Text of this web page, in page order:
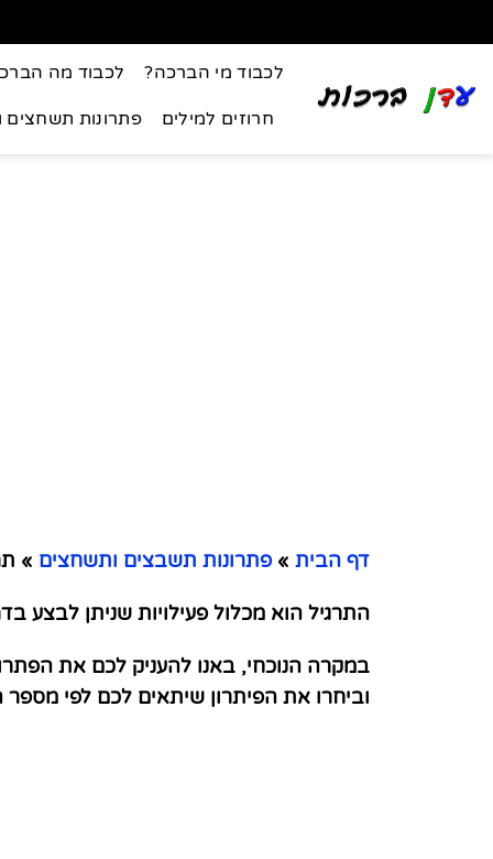
לכבוד מי הברכה? לכבוד מה
חרוזים למילים פתרונות תשחצים
דף הבית » פתרונות תשבצים ותשחצים »
התרגיל הוא מכלול פעילויות שניתן
במקרה הנוכחי, באנו להעניק לכם את
וביחרו את הפיתרון שיתאים לכם לפי